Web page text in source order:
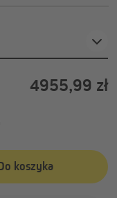
4955,99 zł
ilość lub użyj
koszyka